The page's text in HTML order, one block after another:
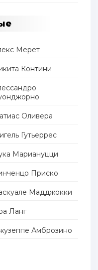
Мерет
Контини
Оливера
Гутьеррес
Мариануцци
Приско
Мадджокки
Ланг
Амброзино